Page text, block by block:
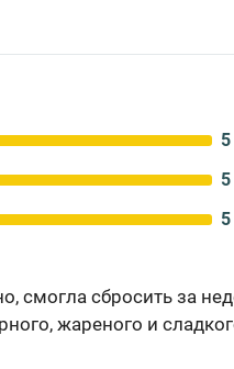
5
5
5
смогла сбросить за
жареного и